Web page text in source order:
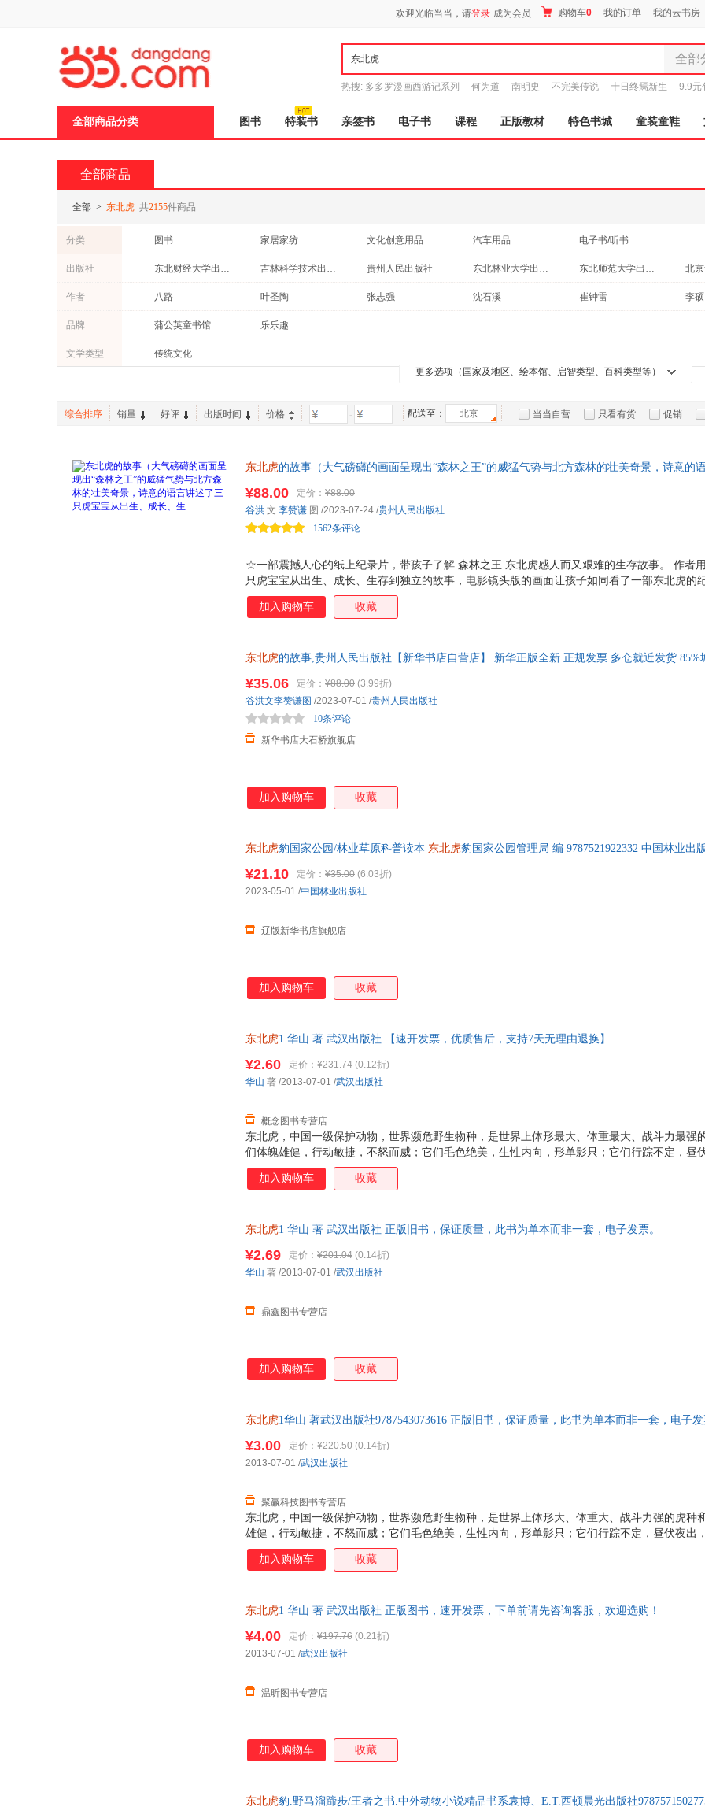
欢迎光临当当，请登录 成为会员 购物车0 我的订单 我的云书房
全部
全部
图书
电子书
童装
家居日
箱包
汽车用
手机
热搜: 多多罗漫画西游记系列 何为道 南明史 不完美传说 十日终焉新生 9.9元
全部商品分类 图书 特装书 亲签书 电子书 课程 正版教材 特色书城 童装童鞋
全部商品
全部 > 东北虎 共2155件商品
分类 图书 家居家纺 文化创意用品 汽车用品 电子书/听书
出版社 东北财经大学出版社 吉林科学技术出版社 贵州人民出版社 东北林业大学出版社 东北师范大学出版社
少年儿童出版社
北京出版社 二十一世纪出版社 中国地图出版社 科学
上海音乐出版社
语文出版社 上海古籍出版社
西苑出版社 中国摄影出版社 中国文史出版社 西
作者 八路 叶圣陶 张志强 沈石溪 崔钟雷 李硕
李虎
钱谦益
品牌 蒲公英童书馆 乐乐趣
文学类型
传统文化
更多选项（国家及地区、绘本馆、启智类型、百科类型等）
综合排序 销量 好评 出版时间 价格 - 配送至： 北京 当当自营 只看有货 促销
东北虎的故事（大气磅礴的画面呈现出“森林之王”的威猛气势与北方森林的壮美奇景，诗意的
生命的意义会在每一次的艰难求生中延续下去。在孩子心中播下保护野生动物爱护生态环境的
品）
☆一部震撼人心的纸上纪录片，带孩子了解 森林之王 东北虎感人而又艰难的生存故事。 作者
只虎宝宝从出生、成长、生存到独立的故事，电影镜头版的画面让孩子如同看了一部东北虎的
有着人类世界的悲喜，生命的意义会在每一次的艰难求生中延续下去。 ☆书后附形式多样的知
东北虎的生存现状、生活习性、伴生动植物等科普知识，帮助孩子打开视野、增长见识。 ☆作
复制画、全球老虎日纪念盖章及《动物保护倡议书
¥88.00 定价： ¥88.00
1562条评论
谷洪 文 李赞谦 图 /2023-07-24 /贵州人民出版社
加入购物车 收藏
东北虎的故事,贵州人民出版社【新华书店自营店】 新华正版全新 正规发票 多仓就近发货 85%
¥35.06 定价： ¥88.00 (3.99折)
新华书店大石桥旗舰店
10条评论
谷洪文李赞谦图 /2023-07-01 /贵州人民出版社
加入购物车 收藏
东北虎豹国家公园/林业草原科普读本 东北虎豹国家公园管理局 编 9787521922332 中国林业出
¥21.10 定价： ¥35.00 (6.03折)
辽版新华书店旗舰店
2023-05-01 /中国林业出版社
加入购物车 收藏
东北虎1 华山 著 武汉出版社 【速开发票，优质售后，支持7天无理由退换】
东北虎，中国一级保护动物，世界濒危野生物种，是世界上体形最大、体重最大、战斗力最强
们体魄雄健，行动敏捷，不怒而威；它们毛色绝美，生性内向，形单影只；它们行踪不定，昼
们处于食物链的顶端，贵为丛林之王。 本书是世界第一部正面描写东北虎的长篇小说，也是中
《藏獒》系列之后又一部动物小说巅峰力作。与前二者不同的是，本书将人类社会、动物社会
情怀，使本书充满了不可思议的文学魅力，给读者以无与伦比的阅读快感和
¥2.60 定价： ¥231.74 (0.12折)
概念图书专营店
华山 著 /2013-07-01 /武汉出版社
加入购物车 收藏
东北虎1 华山 著 武汉出版社 正版旧书，保证质量，此书为单本而非一套，电子发票。
¥2.69 定价： ¥201.04 (0.14折)
鼎鑫图书专营店
华山 著 /2013-07-01 /武汉出版社
加入购物车 收藏
东北虎1华山 著武汉出版社9787543073616 正版旧书，保证质量，此书为单本而非一套，电子发
东北虎，中国一级保护动物，世界濒危野生物种，是世界上体形大、体重大、战斗力强的虎种
雄健，行动敏捷，不怒而威；它们毛色绝美，生性内向，形单影只；它们行踪不定，昼伏夜出
食物链的顶端，贵为丛林之王。 本书是世界第一部正面描写东北虎的长篇小说，也是中国当代
獒》系列之后又一部动物小说巅峰力作。与前二者不同的是，本书将人类社会、动物社会作为
使本书充满了不可思议的文学魅力，给读者以无与伦比的阅读快感和精神享
¥3.00 定价： ¥220.50 (0.14折)
聚赢科技图书专营店
2013-07-01 /武汉出版社
加入购物车 收藏
东北虎1 华山 著 武汉出版社 正版图书，速开发票，下单前请先咨询客服，欢迎选购！
¥4.00 定价： ¥197.76 (0.21折)
温昕图书专营店
2013-07-01 /武汉出版社
加入购物车 收藏
东北虎豹.野马溜蹄步/王者之书.中外动物小说精品书系袁博、E.T.西顿晨光出版社
页